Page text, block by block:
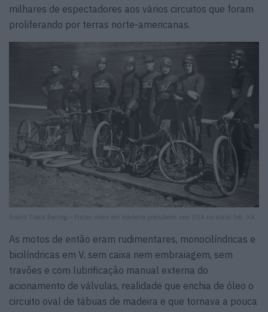
milhares de espectadores aos vários circuitos que foram
proliferando por terras norte-americanas.
Board Track Racing – Pistas ovais em madeira populares nos USA no início Séc. XX
As motos de então eram rudimentares, monocilíndricas e
bicilíndricas em V, sem caixa nem embraiagem, sem
travões e com lubrificação manual externa do
acionamento de válvulas, realidade que enchia de óleo o
circuito oval de tábuas de madeira e que tornava a pouca